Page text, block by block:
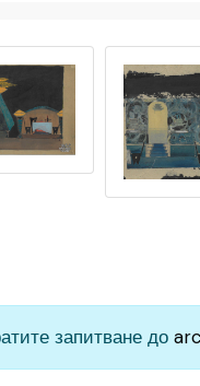
запитване до